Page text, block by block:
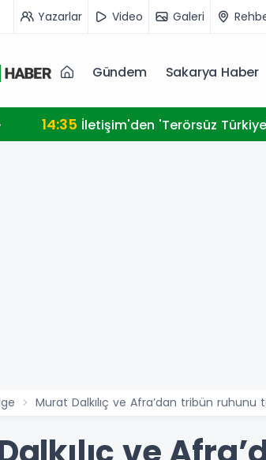
Yazarlar Video Galeri
Gündem Sakarya Haber
14:35 İletişim'den 'Terörsüz
Murat Dalkılıç ve Afra’dan tribün ruhunu